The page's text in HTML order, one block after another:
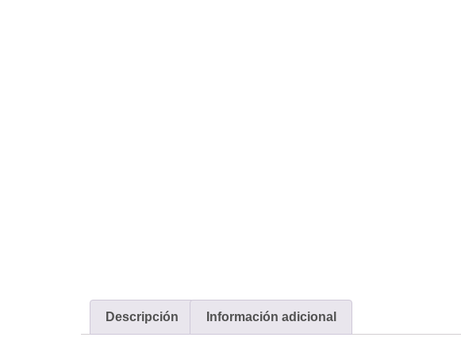
Descripción Información adicional